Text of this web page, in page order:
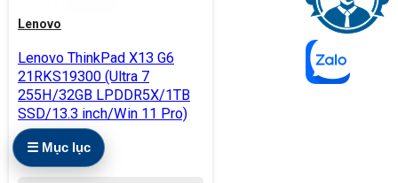
Lenovo
Lenovo ThinkPad X13 G6
21RKS19300 (Ultra 7
255H/32GB LPDDR5X/1TB
SSD/13.3 inch/Win 11 Pro)
55.900.000đ
☰ Mục lục